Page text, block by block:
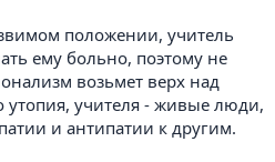
положении, учитель
ему больно, поэтому не
возьмет верх над
учителя - живые люди,
и антипатии к другим.